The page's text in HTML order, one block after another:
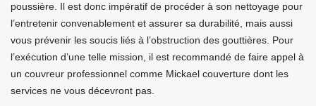
poussière. Il est donc impératif de procéder à son nettoyage pour
l’entretenir convenablement et assurer sa durabilité, mais aussi
vous prévenir les soucis liés à l’obstruction des gouttières. Pour
l’exécution d’une telle mission, il est recommandé de faire appel à
un couvreur professionnel comme Mickael couverture dont les
services ne vous décevront pas.